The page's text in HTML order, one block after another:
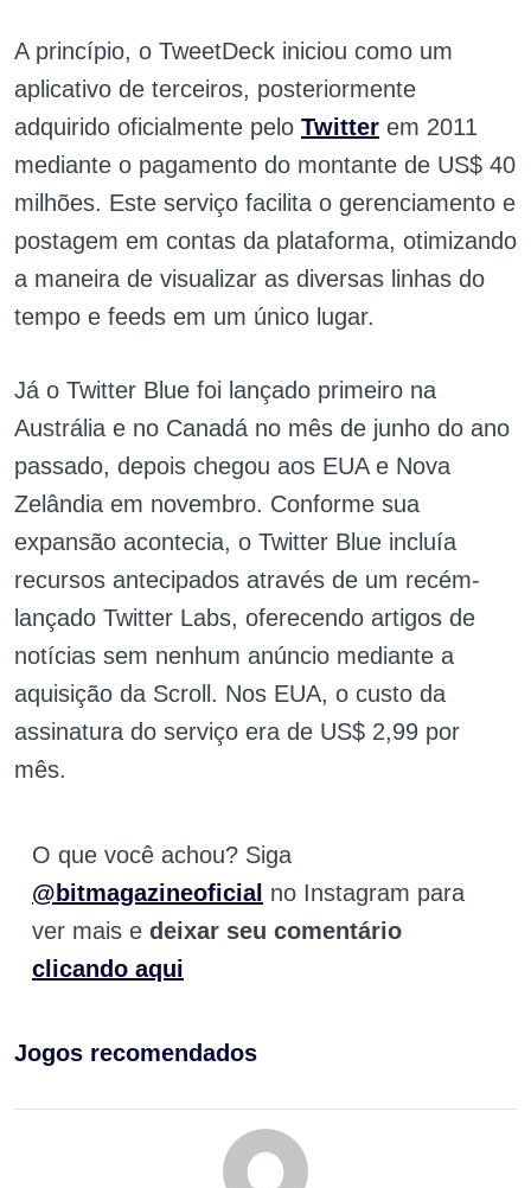
A princípio, o TweetDeck iniciou como um
aplicativo de terceiros, posteriormente
adquirido oficialmente pelo Twitter em 2011
mediante o pagamento do montante de US$ 40
milhões. Este serviço facilita o gerenciamento e
postagem em contas da plataforma, otimizando
a maneira de visualizar as diversas linhas do
tempo e feeds em um único lugar.
Já o Twitter Blue foi lançado primeiro na
Austrália e no Canadá no mês de junho do ano
passado, depois chegou aos EUA e Nova
Zelândia em novembro. Conforme sua
expansão acontecia, o Twitter Blue incluía
recursos antecipados através de um recém-
lançado Twitter Labs, oferecendo artigos de
notícias sem nenhum anúncio mediante a
aquisição da Scroll. Nos EUA, o custo da
assinatura do serviço era de US$ 2,99 por
mês.
O que você achou? Siga
@bitmagazineoficial no Instagram para
ver mais e deixar seu comentário
clicando aqui
Jogos recomendados